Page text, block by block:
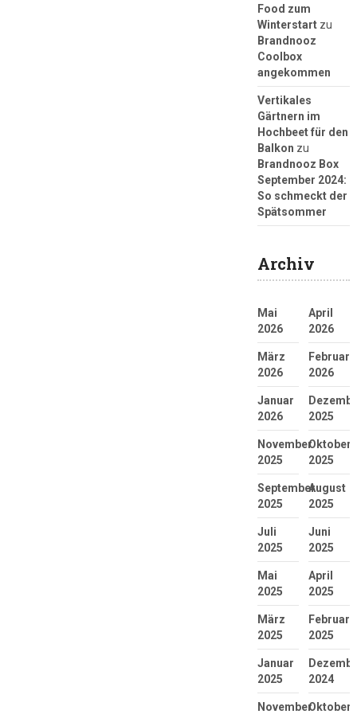
Food zum
Winterstartzu
Brandnooz
Coolbox
angekommen
Vertikales
Gärtnern im
Hochbeet für den
Balkon zu
Brandnooz Box
September 2024:
So schmeckt der
Spätsommer
Archiv
Mai
2026
April
2026
März
2026
Februar
2026
Januar
2026
2025
November
2025
Oktober
2025
September
2025
August
2025
Juli
2025
Juni
2025
Mai
2025
April
2025
März
2025
Februar
2025
Januar
2025
2024
NovemberOktober